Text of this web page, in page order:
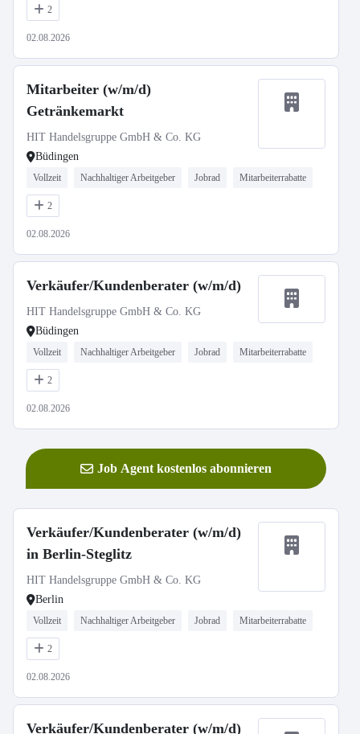
2
02.08.2026
Mitarbeiter (w/m/d)
Getränkemarkt
HIT Handelsgruppe GmbH & Co. KG
Büdingen
Vollzeit Nachhaltiger Arbeitgeber Jobrad Mitarbeiterrabatte
2
02.08.2026
Verkäufer/Kundenberater (w/m/d)
HIT Handelsgruppe GmbH & Co. KG
Büdingen
Vollzeit Nachhaltiger Arbeitgeber Jobrad Mitarbeiterrabatte
2
02.08.2026
Job Agent kostenlos abonnieren
Verkäufer/Kundenberater (w/m/d)
in Berlin-Steglitz
HIT Handelsgruppe GmbH & Co. KG
Berlin
Vollzeit Nachhaltiger Arbeitgeber Jobrad Mitarbeiterrabatte
2
02.08.2026
Verkäufer/Kundenberater (w/m/d)